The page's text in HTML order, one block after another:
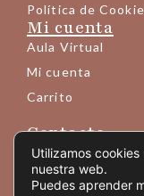
Política de
Mi cuenta
Aula Virtual
Mi cuenta
Carrito
Contacto
+34 683 145
Utilizamos
nuestra web.
Puedes aprender